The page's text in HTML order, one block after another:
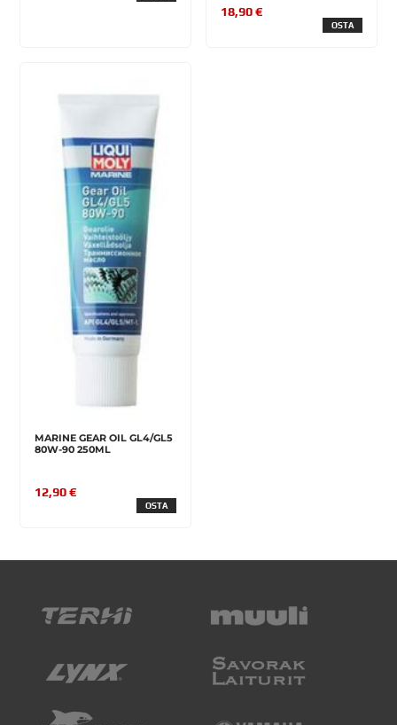
18,90 €
OSTA
MARINE GEAR OIL GL4/GL5
80W-90 250ML
12,90 €
OSTA